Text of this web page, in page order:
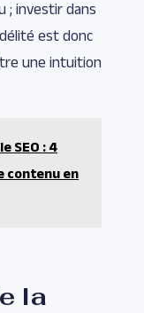
; investir dans
est donc
une intuition
SEO : 4
contenu en
la